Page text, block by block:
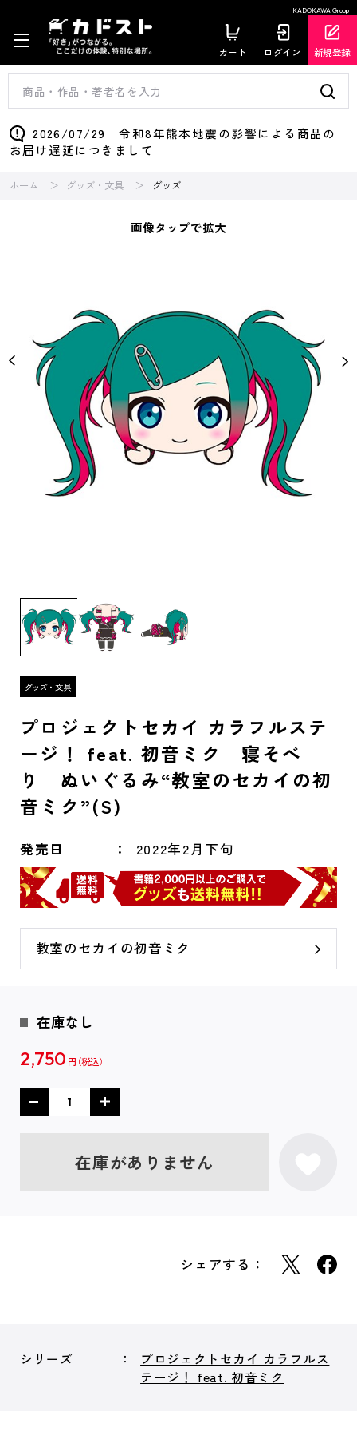
KADOKAWA Group
カート ログイン 新規登録
2026/07/29 令和8年熊本地震の影響による商品の
お届け遅延につきまして
ホーム グッズ・文具 グッズ
画像タップで拡大
プロジェクトセカイ カラフルステ
ージ！ feat. 初音ミク 寝そべ
り ぬいぐるみ“教室のセカイの初
音ミク”(S)
発売日 2022年2月下旬
教室のセカイの初音ミク
在庫なし
2,750 円
在庫がありません
シェアする：
シリーズ
プロジェクトセカイ カラフルス
テージ！ feat. 初音ミク